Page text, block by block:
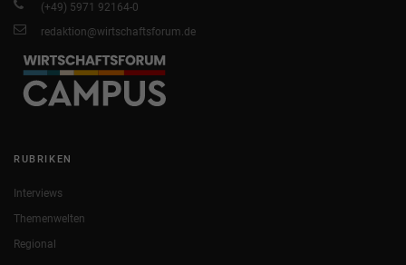
(+49) 5971 92164-0
redaktion@wirtschaftsforum.de
RUBRIKEN
Interviews
Themenwelten
Regional